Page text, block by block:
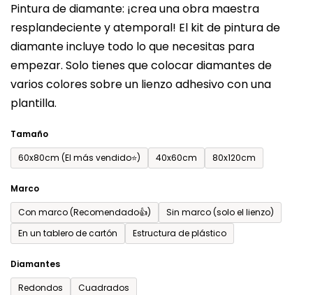
Pintura de diamante: ¡crea una obra maestra
resplandeciente y atemporal! El kit de pintura de
diamante incluye todo lo que necesitas para
empezar. Solo tienes que colocar diamantes de
varios colores sobre un lienzo adhesivo con una
plantilla.
Tamaño
60x80cm (El más vendido⭐)
40x60cm 80x120cm
Marco
Con marco (Recomendado👍)
Sin marco (solo el lienzo)
En un tablero de cartón
Estructura de plástico
Diamantes
Redondos
Cuadrados
producto
es
de
0,0
sobre
5